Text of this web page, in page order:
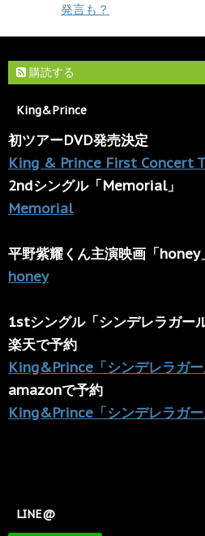
発言も？
購読する
King&Prince
初ツアーDVD発売決定
King & Prince First Concert
2ndシングル「Memorial」
Memorial
平野紫耀くん主演映画「honey
honey
1stシングル「シンデレラガー
楽天で予約
King&Prince「シンデレラガー
amazonで予約
King&Prince「シンデレラガー
LINE@